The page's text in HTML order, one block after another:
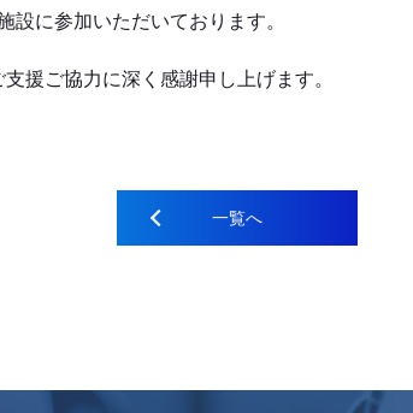
設に参加いただいております。
援ご協力に深く感謝申し上げます。
一覧へ